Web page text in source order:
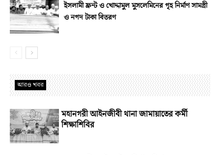
ইসলামী ফ্রন্ট ও খোদ্দামুল মুসলেমিনের গৃহ নির্মাণ সামগ্রী
ও নগদ টাকা বিতরণ
আরও খবর
মহানগরী আইনজীবী থানা জামায়াতের কর্মী
শিক্ষাশিবির